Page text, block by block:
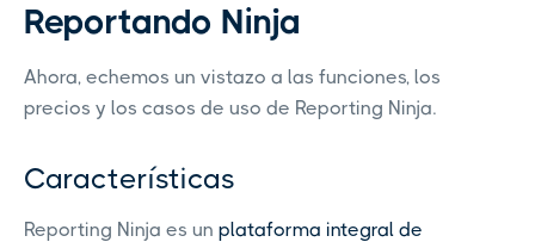
Reportando Ninja
Ahora, echemos un vistazo a las funciones, los
precios y los casos de uso de Reporting Ninja.
Características
Reporting Ninja es un plataforma integral de